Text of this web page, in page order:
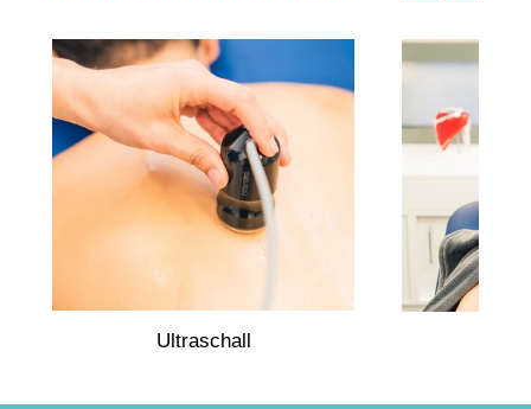
Ultraschall